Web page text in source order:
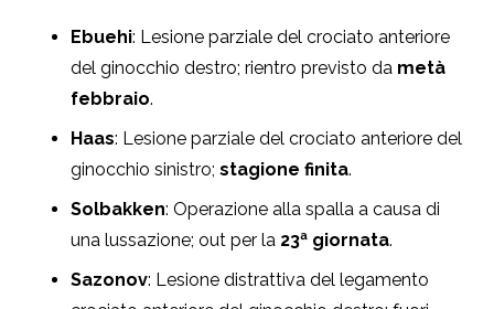
Ebuehi: Lesione parziale del crociato anteriore
del ginocchio destro; rientro previsto da metà
febbraio.
Haas: Lesione parziale del crociato anteriore del
ginocchio sinistro; stagione finita.
Solbakken: Operazione alla spalla a causa di
una lussazione; out per la 23ª giornata.
Sazonov: Lesione distrattiva del legamento